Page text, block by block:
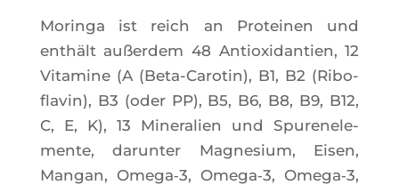
Morin­ga ist reich an Pro­tei­nen und
enthält außer­dem 48 Antioxi­dan­tien, 12
Vita­mine (A (Beta-Caro­tin), B1, B2 (Ribo­
fla­vin), B3 (oder PP), B5, B6, B8, B9, B12,
C, E, K), 13 Mine­ra­lien und Spu­re­ne­le­
mente, darun­ter Magne­sium, Eisen,
Man­gan, Omega‑3, Omega‑3, Omega‑3,